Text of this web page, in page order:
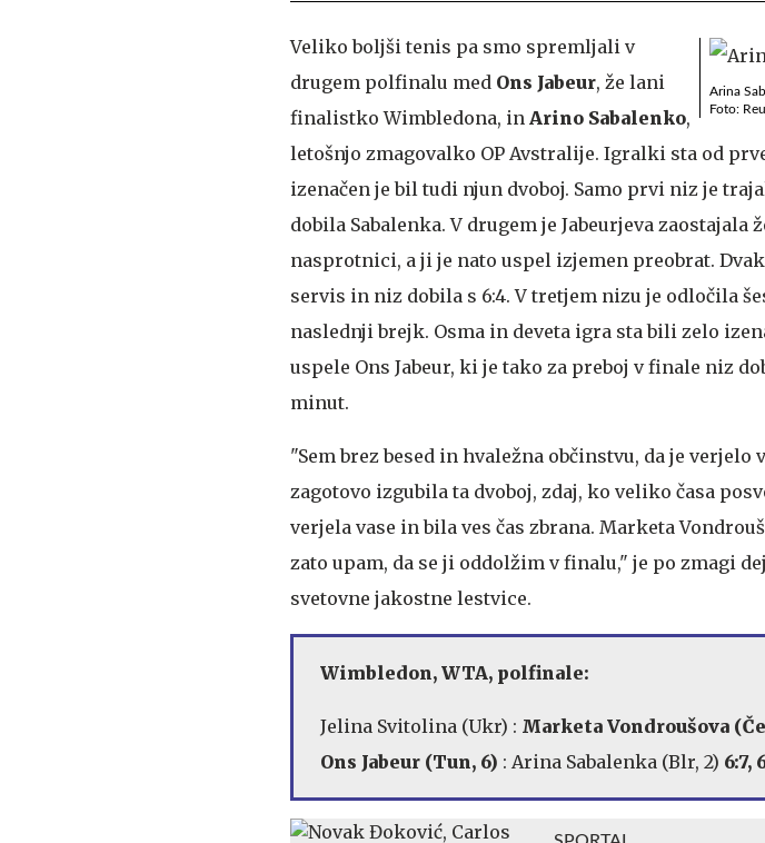
Arina
Foto:
Veliko boljši tenis pa smo spremljali v
drugem polfinalu med Ons Jabeur, že lani
finalistko Wimbledona, in Arino Sabalenko,
letošnjo zmagovalko OP Avstralije. Igralki sta od
izenačen je bil tudi njun dvoboj. Samo prvi niz je
dobila Sabalenka. V drugem je Jabeurjeva
nasprotnici, a ji je nato uspel izjemen preobrat.
servis in niz dobila s 6:4. V tretjem nizu je odločila
naslednji brejk. Osma in deveta igra sta bili zelo
uspele Ons Jabeur, ki je tako za preboj v finale niz
minut.
"Sem brez besed in hvaležna občinstvu, da je
zagotovo izgubila ta dvoboj, zdaj, ko veliko časa
verjela vase in bila ves čas zbrana. Marketa
zato upam, da se ji oddolžim v finalu," je po zmagi
svetovne jakostne lestvice.
Wimbledon, WTA, polfinale:
Jelina Svitolina (Ukr) : Marketa Vondroušova
Ons Jabeur (Tun, 6) : Arina Sabalenka (Blr, 2) 6:7,